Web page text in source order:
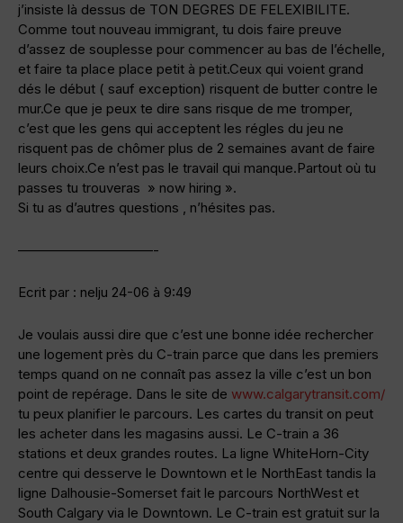
j’insiste là dessus de TON DEGRES DE FELEXIBILITE.
Comme tout nouveau immigrant, tu dois faire preuve
d’assez de souplesse pour commencer au bas de l’échelle,
et faire ta place place petit à petit.Ceux qui voient grand
dés le début ( sauf exception) risquent de butter contre le
mur.Ce que je peux te dire sans risque de me tromper,
c’est que les gens qui acceptent les régles du jeu ne
risquent pas de chômer plus de 2 semaines avant de faire
leurs choix.Ce n’est pas le travail qui manque.Partout où tu
passes tu trouveras » now hiring ».
Si tu as d’autres questions , n’hésites pas.
——————————-
Ecrit par : nelju 24-06 à 9:49
Je voulais aussi dire que c’est une bonne idée rechercher
une logement près du C-train parce que dans les premiers
temps quand on ne connaît pas assez la ville c’est un bon
point de repérage. Dans le site de www.calgarytransit.com/
tu peux planifier le parcours. Les cartes du transit on peut
les acheter dans les magasins aussi. Le C-train a 36
stations et deux grandes routes. La ligne WhiteHorn-City
centre qui desserve le Downtown et le NorthEast tandis la
ligne Dalhousie-Somerset fait le parcours NorthWest et
South Calgary via le Downtown. Le C-train est gratuit sur la